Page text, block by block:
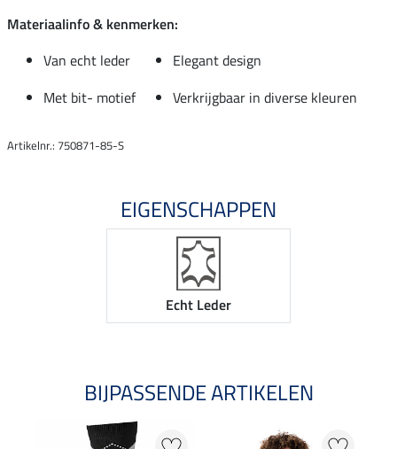
Materiaalinfo & kenmerken:
Van echt leder
Elegant design
Met bit- motief
Verkrijgbaar in diverse kleuren
Artikelnr.: 750871-85-S
EIGENSCHAPPEN
Echt Leder
BIJPASSENDE ARTIKELEN